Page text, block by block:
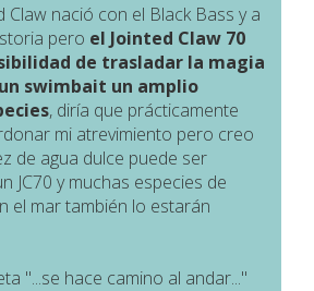
Claw nació con el Black Bass y a
pero el Jointed Claw 70
de trasladar la magia
swimbait un amplio
, diría que prácticamente
mi atrevimiento pero creo
de agua dulce puede ser
JC70 y muchas especies de
el mar también lo estarán
"...se hace camino al andar..."